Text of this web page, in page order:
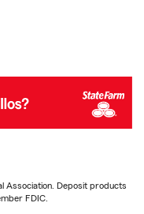
Association. Deposit products
FDIC.